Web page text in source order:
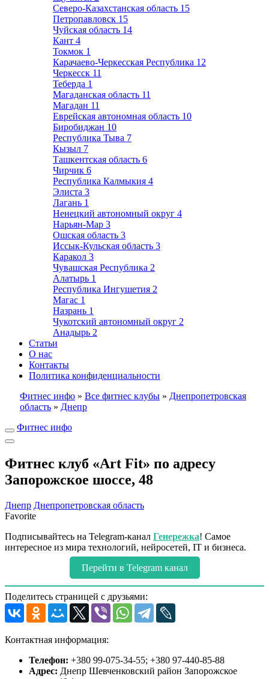
Северо-Казахстанская область 15
Петропавловск 15
Чуйская область 14
Кант 4
Токмок 1
Карачаево-Черкесская Республика 12
Черкесск 11
Теберда 1
Магаданская область 11
Магадан 11
Еврейская автономная область 10
Биробиджан 10
Республика Тыва 7
Кызыл 7
Ташкентская область 6
Чирчик 6
Республика Калмыкия 4
Элиста 3
Лагань 1
Ненецкий автономный округ 4
Нарьян-Мар 3
Ошская область 3
Иссык-Кульская область 3
Каракол 3
Чувашская Республика 2
Алатырь 1
Республика Ингушетия 2
Магас 1
Назрань 1
Чукотский автономный округ 2
Анадырь 2
Статьи
О нас
Контакты
Политика конфиденциальности
Фитнес инфо » Все фитнес клубы » Днепропетровская
область » Днепр
Фитнес инфо
Фитнес клуб «Art Fit» по адресу
Запорожское шоссе, 48
Днепр Днепропетровская область
Favorite
Подписывайтесь на Telegram-канал Генережка! Самое
интересное из мира технологий, нейросетей, IT и бизнеса.
Перейти в Telegram канал
Поделитесь страницей с друзьями:
Контактная информация:
Телефон: +380 99-075-34-55; +380 97-440-85-88
Адрес: Днепр Шевченковский район Запорожское